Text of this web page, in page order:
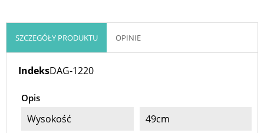
SZCZEGÓŁY PRODUKTU OPINIE
IndeksDAG-1220
Opis
Wysokość 49cm